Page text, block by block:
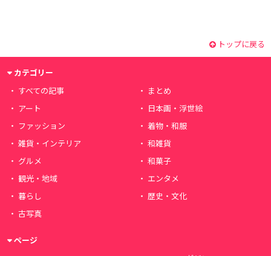
トップに戻る
カテゴリー
すべての記事
まとめ
アート
日本画・浮世絵
ファッション
着物・和服
雑貨・インテリア
和雑貨
グルメ
和菓子
観光・地域
エンタメ
暮らし
歴史・文化
古写真
ページ